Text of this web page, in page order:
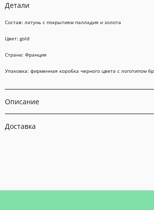
Детали
Состав: латунь с покрытием палладия и золота
Цвет: gold
Страна: Франция
Упаковка: фирменная коробка черного цвета с логотипом
Описание
Доставка